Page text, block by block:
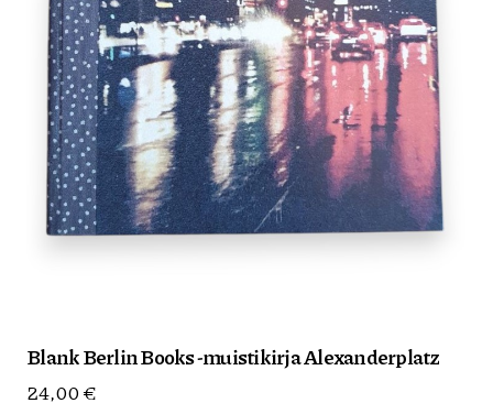
Blank Berlin Books -muistikirja Alexanderplatz
24,00€